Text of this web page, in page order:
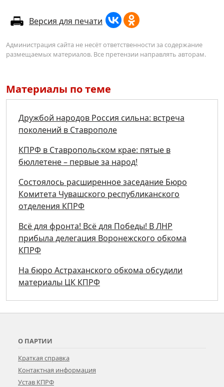
Версия для печати
Администрация сайта не несёт ответственности за содержание
размещаемых материалов. Все претензии направлять авторам.
Материалы по теме
Дружбой народов Россия сильна: встреча
поколений в Ставрополе
КПРФ в Ставропольском крае: пятые в
бюллетене – первые за народ!
Состоялось расширенное заседание Бюро
Комитета Чувашского республиканского
отделения КПРФ
Всё для фронта! Всё для Победы! В ЛНР
прибыла делегация Воронежского обкома
КПРФ
На бюро Астраханского обкома обсудили
материалы ЦК КПРФ
О ПАРТИИ
Краткая справка
Контактная информация
Устав КПРФ